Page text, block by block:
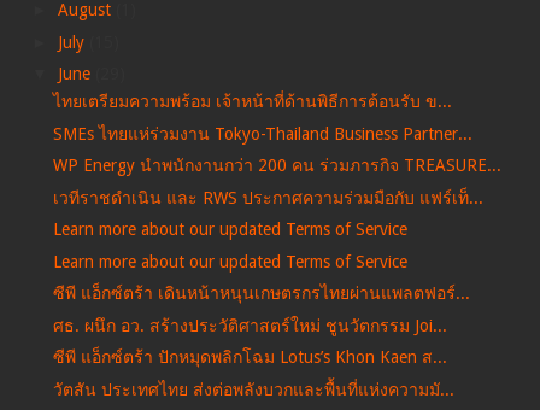
August
July
June
ไทยเตรียมความพร้อม เจ้าหน้าที่ด้านพิธีการต้อนรับ ข...
SMEs ไทยแห่ร่วมงาน Tokyo-Thailand Business Partner...
WP Energy นำพนักงานกว่า 200 คน ร่วมภารกิจ TREASURE...
เวทีราชดำเนิน และ RWS ประกาศความร่วมมือกับ แฟร์เท็...
Learn more about our updated Terms of Service
Learn more about our updated Terms of Service
ซีพี แอ็กซ์ตร้า เดินหน้าหนุนเกษตรกรไทยผ่านแพลตฟอร์...
ศธ. ผนึก อว. สร้างประวัติศาสตร์ใหม่ ชูนวัตกรรม Joi...
ซีพี แอ็กซ์ตร้า ปักหมุดพลิกโฉม Lotus’s Khon Kaen ส...
วัตสัน ประเทศไทย ส่งต่อพลังบวกและพื้นที่แห่งความมั...